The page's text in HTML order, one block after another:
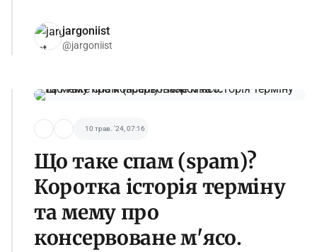
jargoniist
@jargoniist
10 трав. '24, 07:16
Що таке спам (spam)?
Коротка історія терміну
та мему про
консервоване м'ясо.